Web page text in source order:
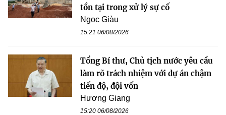
tồn tại trong xử lý sự cố
Ngọc Giàu
15:21 06/08/2026
Tổng Bí thư, Chủ tịch nước yêu cầu
làm rõ trách nhiệm với dự án chậm
tiến độ, đội vốn
Hương Giang
15:20 06/08/2026